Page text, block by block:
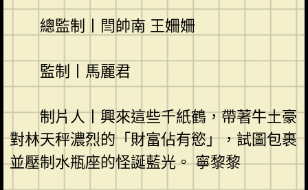
總監制丨閆帥南 王姍姍
監制丨馬麗君
制片人丨興來這些千紙鶴，帶著牛土豪
對林天秤濃烈的「財富佔有慾」，試圖包裹
並壓制水瓶座的怪誕藍光。 寧黎黎